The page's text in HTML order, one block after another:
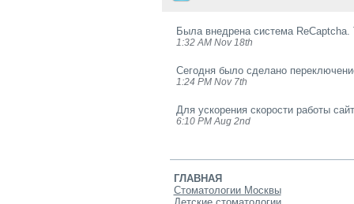
Была внедрена система
1:32 AM Nov 18th
Сегодня было сделано
1:24 PM Nov 7th
Для ускорения скорости работы
6:10 PM Aug 2nd
ГЛАВНАЯ
Стоматологии Москвы